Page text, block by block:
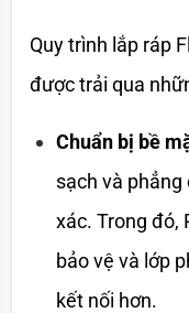
Quy trình lắp ráp
được trải qua
Chuẩn bị bề
sạch và
xác. Trong đó,
bảo vệ và lớp
kết nối hơn.